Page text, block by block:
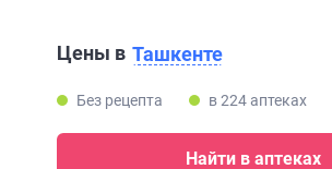
Цены в Ташкенте
Без рецепта в 224 аптеках
Найти в аптеках